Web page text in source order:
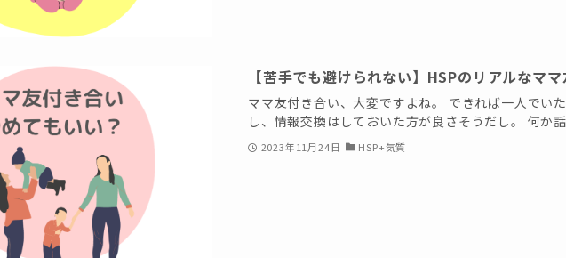
【苦手でも避けられない】HSPのリアルなマ
ママ友付き合い、大変ですよね。 できれば一人で
し、情報交換はしておいた方が良さそうだし。 何か
2023年11月24日 HSP+気質